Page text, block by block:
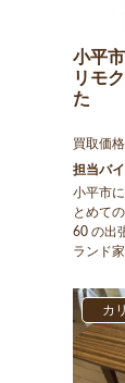
小平
リモ
た
買取価格
担当バ
小平市
とめて
60 の出
ランド
ンド家
お問い
カ